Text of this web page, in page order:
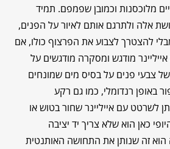
מלוכסנות וכמובן שפמפם. תמיד
אלה ולתרגם אותם לאיור על הפנים,
להצטרך לצבוע את הפרצוף כולו, אם
אייליינר מודגש ומסקרה מודגשים על
צבעי פנים על בסיס מים שמונחים
באופן רנדומלי, כמו גם רקע
לשרטט עם אייליינר שחור בטוש או
כאן הוא שלא צריך יד יציבה
הוא זה שנותן את התחושה האותנטית